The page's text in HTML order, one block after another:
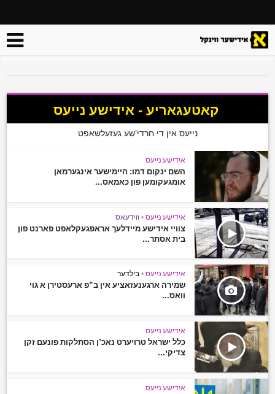
קאטעגאריע - אידישע נייעס
נייעס אין די חרדי’שע געזעלשאפט
אידישע נייעס
השם ינקום דמו: היימישער אינגערמאן
אומגעקומען פון כאמאס...
אידישע נייעס • ווידעאס
צוויי אידישע מיידלעך אראפגעקלאפט פארנט פון
בית אסתר...
אידישע נייעס • בילדער
שמירה ארגענעזאציע אין ב”פ ארעסטירן א גוי
וואס...
אידישע נייעס
כלל ישראל טרויערט נאכ’ן הסתלקות פונעם זקן
צדיקי...
אידישע נייעס